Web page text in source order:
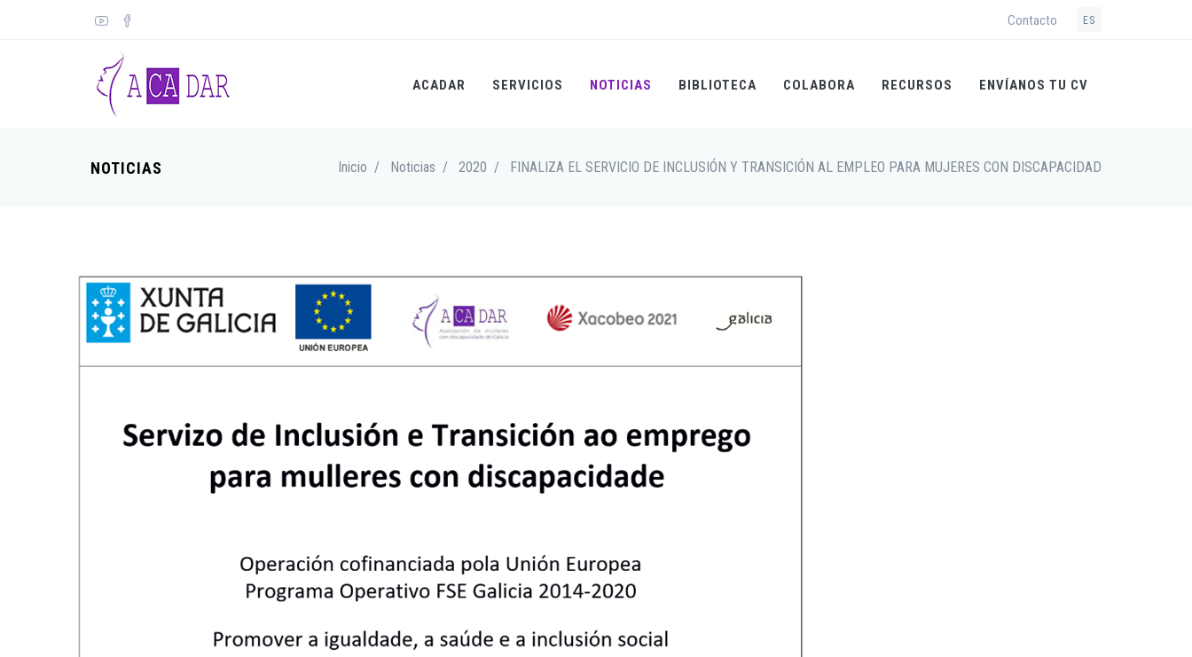
Contacto ES
ACADAR SERVICIOS NOTICIAS BIBLIOTECA COLABORA RECURSOS ENVÍANOS TU CV
NOTICIAS Inicio / Noticias / 2020 / FINALIZA EL SERVICIO DE INCLUSIÓN Y TRANSICIÓN AL EMPLEO PARA MUJERES CON DISCAPACIDAD